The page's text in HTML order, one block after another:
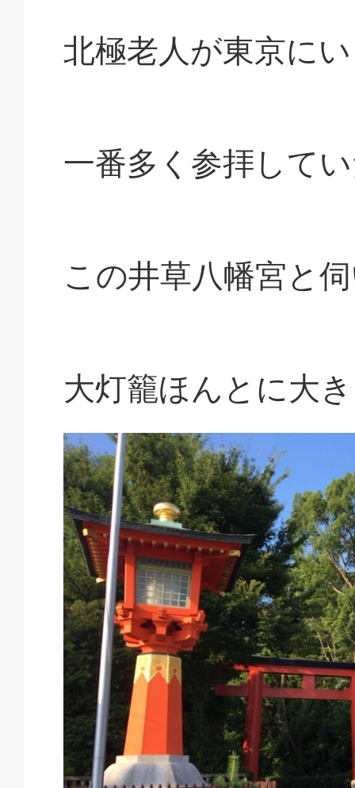
北極老人が東京に
一番多く参拝して
この井草八幡宮と
大灯籠ほんとに大